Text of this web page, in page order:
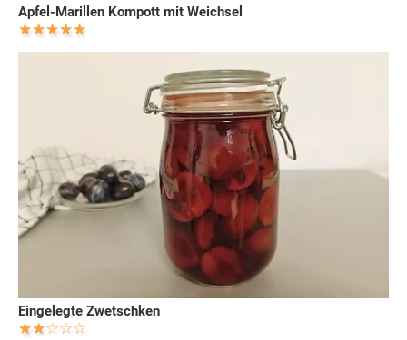
Apfel-Marillen Kompott mit Weichsel
Eingelegte Zwetschken